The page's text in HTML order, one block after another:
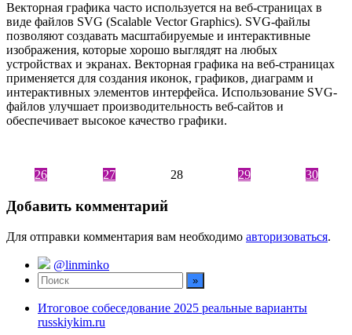
Векторная графика часто используется на веб-страницах в
виде файлов SVG (Scalable Vector Graphics). SVG-файлы
позволяют создавать масштабируемые и интерактивные
изображения, которые хорошо выглядят на любых
устройствах и экранах. Векторная графика на веб-страницах
применяется для создания иконок, графиков, диаграмм и
интерактивных элементов интерфейса. Использование SVG-
файлов улучшает производительность веб-сайтов и
обеспечивает высокое качество графики.
26 27 28 29 30
Добавить комментарий
Для отправки комментария вам необходимо авторизоваться.
@linminko
Итоговое собеседование 2025 реальные варианты
russkiykim.ru